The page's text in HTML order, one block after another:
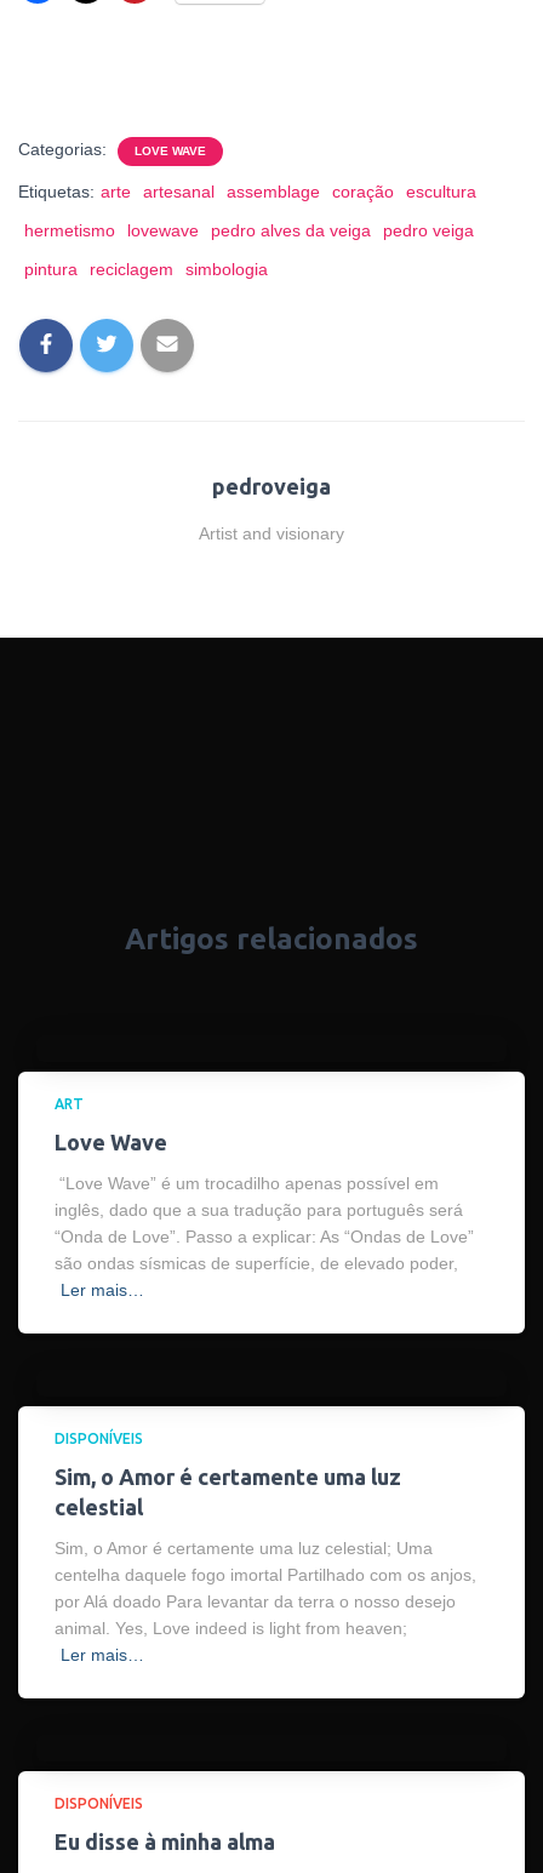
Categorias: LOVE WAVE
Etiquetas: arte artesanal assemblage coração
escultura
hermetismo
lovewave pedro alves da veiga
pedro veiga
pintura
reciclagem simbologia
pedroveiga
Artist and visionary
Artigos relacionados
ART
Love Wave
“Love Wave” é um trocadilho apenas possível em
inglês, dado que a sua tradução para português será
“Onda de Love”. Passo a explicar: As “Ondas de Love”
são ondas sísmicas de superfície, de elevado poder,
Ler mais…
DISPONÍVEIS
Sim, o Amor é certamente uma luz
celestial
Sim, o Amor é certamente uma luz celestial; Uma
centelha daquele fogo imortal Partilhado com os anjos,
por Alá doado Para levantar da terra o nosso desejo
animal. Yes, Love indeed is light from heaven;
Ler mais…
DISPONÍVEIS
Eu disse à minha alma